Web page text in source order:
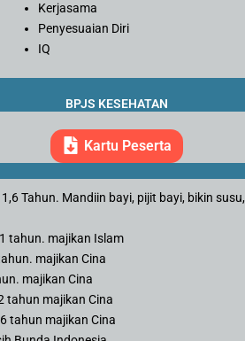
Kerjasama
Penyesuaian Diri
IQ
BPJS KESEHATAN
Kartu Peserta
Tahun. Mandiin bayi, pijit bayi, bikin
tahun. majikan Islam
majikan Cina
majikan Cina
tahun majikan Cina
tahun majikan Cina